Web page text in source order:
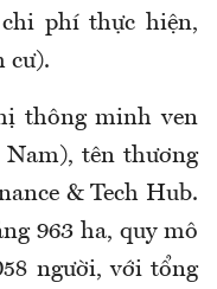
phí thực hiện,
cư).
thông minh ven
tên thương
& Tech Hub.
963 ha, quy mô
người, với tổng